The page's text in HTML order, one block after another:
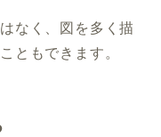
なく、図を多く描
ともできます。